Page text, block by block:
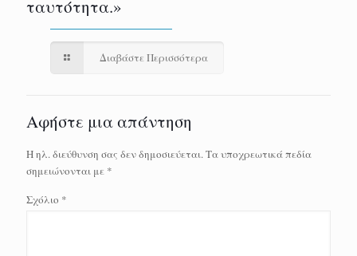
ταυτότητα.»
Διαβάστε Περισσότερα
Αφήστε μια απάντηση
Η ηλ. διεύθυνση σας δεν δημοσιεύεται.Τα υποχρεωτικά πεδία
σημειώνονται με *
Σχόλιο *